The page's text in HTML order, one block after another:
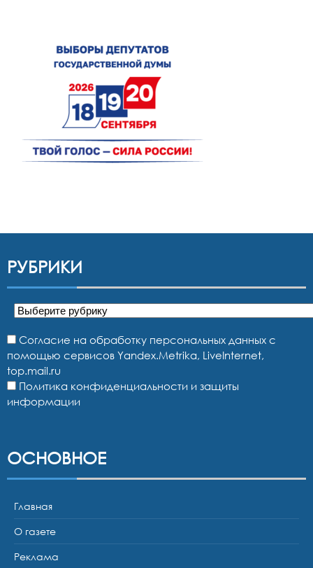
РУБРИКИ
Рубрики
Согласие на обработку персональных данных с
помощью сервисов Yandex.Metrika, LiveInternet,
top.mail.ru
Политика конфиденциальности и защиты
информации
ОСНОВНОЕ
Главная
О газете
Реклама